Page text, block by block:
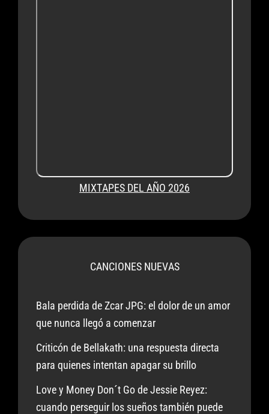
MIXTAPES DEL AÑO 2026
CANCIONES NUEVAS
Bala perdida de Zcar JPG: el dolor de un amor
que nunca llegó a comenzar
Criticón de Bellakath: una respuesta directa
para quienes intentan apagar su brillo
Love y Money Don´t Go de Jessie Reyez:
cuando perseguir los sueños también puede